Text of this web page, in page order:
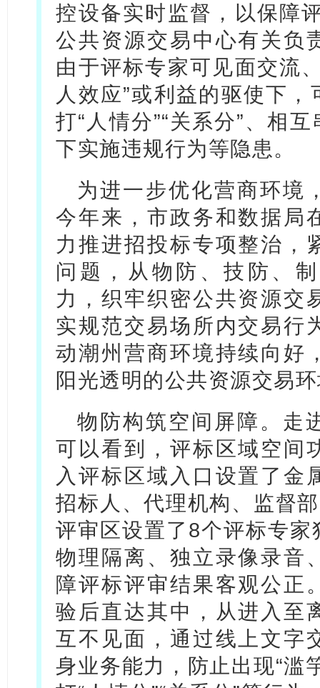
控设备实时监督，以保障
公共资源交易中心有关负
由于评标专家可见面交流
人效应”或利益的驱使下
打“人情分”“关系分”、相
下实施违规行为等隐患。
为进一步优化营商环境
今年来，市政务和数据局
力推进招投标专项整治，
问题，从物防、技防、
力，织牢织密公共资源交
实规范交易场所内交易行
动潮州营商环境持续向好
阳光透明的公共资源交易
物防构筑空间屏障。走
可以看到，评标区域空间
入评标区域入口设置了金
招标人、代理机构、监督
评审区设置了8个评标专
物理隔离、独立录像录音
障评标评审结果客观公正
验后直达其中，从进入至
互不见面，通过线上文字
身业务能力，防止出现“滥